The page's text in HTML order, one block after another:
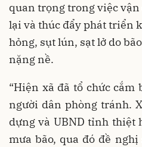
quan trọng trong việc
lại và thúc đẩy phát triển
hỏng, sụt lún, sạt lở do
nặng nề.
“Hiện xã đã tổ chức cắm
người dân phòng tránh.
dựng và UBND tỉnh thiệt
mưa bão, qua đó đề